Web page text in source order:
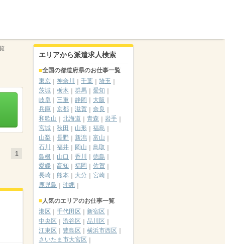
1
エリアから派遣求人検索
全国の都道府県のお仕事一覧
東京
神奈川 千葉
埼玉
茨城
栃木 群馬
愛知
岐阜
三重 静岡
大阪
兵庫
京都 滋賀
奈良
和歌山
北海道 青森
岩手
宮城
秋田 山形
福島
山梨
長野 新潟
富山
石川
福井 岡山
鳥取
島根
山口 香川
徳島
愛媛
高知 福岡
佐賀
長崎
熊本 大分
宮崎
鹿児島
沖縄
人気のエリアのお仕事一覧
港区
千代田区
新宿区
中央区
渋谷区
品川区
江東区
豊島区
横浜市西区
さいたま市大宮区